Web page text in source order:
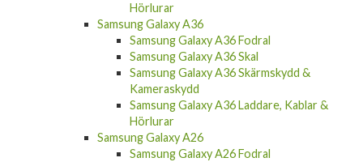
Hörlurar
Samsung Galaxy A36
Samsung Galaxy A36 Fodral
Samsung Galaxy A36 Skal
Samsung Galaxy A36 Skärmskydd &
Kameraskydd
Samsung Galaxy A36 Laddare, Kablar &
Hörlurar
Samsung Galaxy A26
Samsung Galaxy A26 Fodral